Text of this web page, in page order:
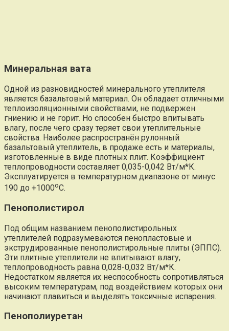
Минеральная вата
Одной из разновидностей минерального утеплителя
является базальтовый материал. Он обладает отличными
теплоизоляционными свойствами, не подвержен
гниению и не горит. Но способен быстро впитывать
влагу, после чего сразу теряет свои утеплительные
свойства. Наиболее распространён рулонный
базальтовый утеплитель, в продаже есть и материалы,
изготовленные в виде плотных плит. Коэффициент
теплопроводности составляет 0,035-0,042 Вт/м*К.
Эксплуатируется в температурном диапазоне от минус
190 до +1000оС.
Пенополистирол
Под общим названием пенополистирольных
утеплителей подразумеваются пенопластовые и
экструдированные пенополистирольные плиты (ЭППС).
Эти плитные утеплители не впитывают влагу,
теплопроводность равна 0,028-0,032 Вт/м*К.
Недостатком является их неспособность сопротивляться
высоким температурам, под воздействием которых они
начинают плавиться и выделять токсичные испарения.
Пенополиуретан